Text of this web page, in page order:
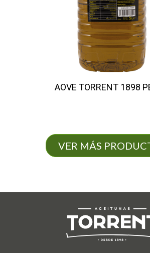
AOVE TORRENT 1898
VER MÁS